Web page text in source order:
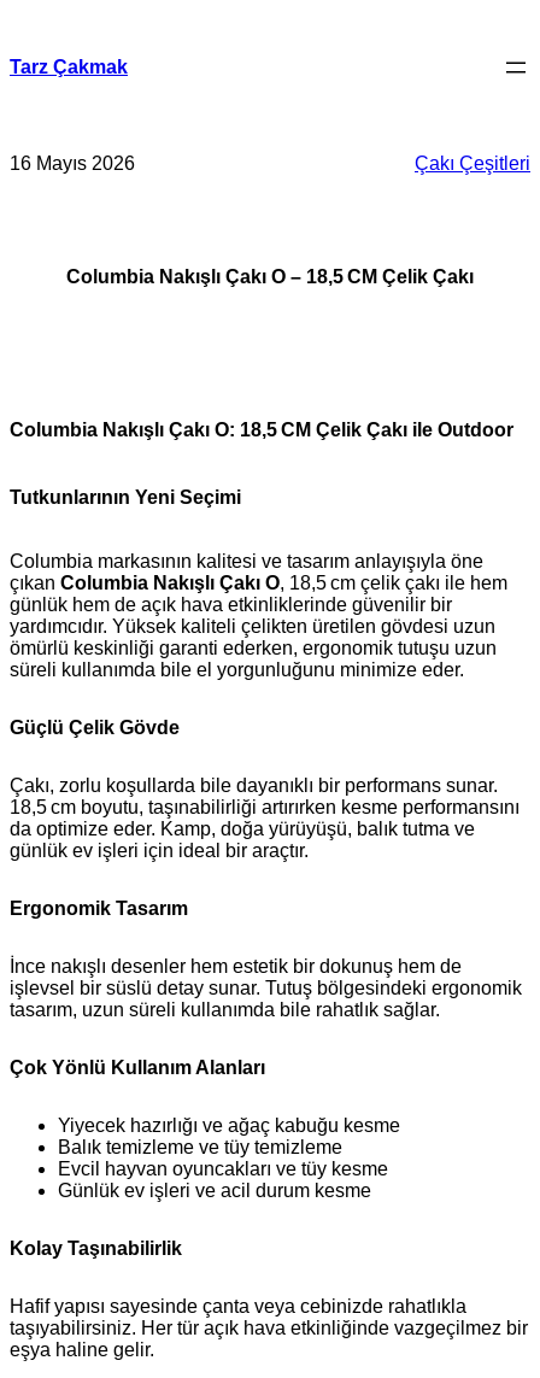
Tarz Çakmak
16 Mayıs 2026 Çakı Çeşitleri
Columbia Nakışlı Çakı O – 18,5 CM Çelik Çakı
Columbia Nakışlı Çakı O: 18,5 CM Çelik Çakı ile Outdoor
Tutkunlarının Yeni Seçimi
Columbia markasının kalitesi ve tasarım anlayışıyla öne
çıkan Columbia Nakışlı Çakı O, 18,5 cm çelik çakı ile hem
günlük hem de açık hava etkinliklerinde güvenilir bir
yardımcıdır. Yüksek kaliteli çelikten üretilen gövdesi uzun
ömürlü keskinliği garanti ederken, ergonomik tutuşu uzun
süreli kullanımda bile el yorgunluğunu minimize eder.
Güçlü Çelik Gövde
Çakı, zorlu koşullarda bile dayanıklı bir performans sunar.
18,5 cm boyutu, taşınabilirliği artırırken kesme performansını
da optimize eder. Kamp, doğa yürüyüşü, balık tutma ve
günlük ev işleri için ideal bir araçtır.
Ergonomik Tasarım
İnce nakışlı desenler hem estetik bir dokunuş hem de
işlevsel bir süslü detay sunar. Tutuş bölgesindeki ergonomik
tasarım, uzun süreli kullanımda bile rahatlık sağlar.
Çok Yönlü Kullanım Alanları
Yiyecek hazırlığı ve ağaç kabuğu kesme
Balık temizleme ve tüy temizleme
Evcil hayvan oyuncakları ve tüy kesme
Günlük ev işleri ve acil durum kesme
Kolay Taşınabilirlik
Hafif yapısı sayesinde çanta veya cebinizde rahatlıkla
taşıyabilirsiniz. Her tür açık hava etkinliğinde vazgeçilmez bir
eşya haline gelir.